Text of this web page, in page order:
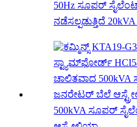
50Hz ಸೂಪರ್
ನಡೆಸಲ್ಪಡುತ್ತಿದೆ
500kVA ಸೂಪರ್